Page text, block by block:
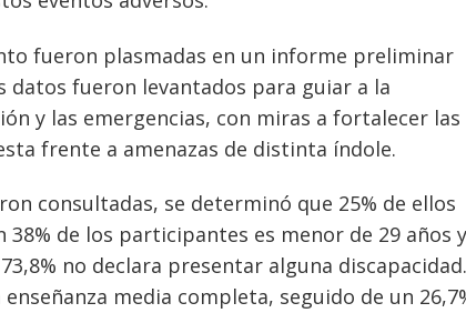
fueron plasmadas en un informe preliminar
datos fueron levantados para guiar a la
y las emergencias, con miras a fortalecer las
frente a amenazas de distinta índole.
consultadas, se determinó que 25% de ellos
de los participantes es menor de 29 años y
no declara presentar alguna
media completa, seguido de un